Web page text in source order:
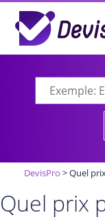
DevisPro >Quel
Quel prix